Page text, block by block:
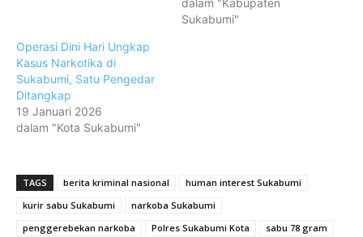
dalam "Kabupaten
Sukabumi"
Operasi Dini Hari Ungkap
Kasus Narkotika di
Sukabumi, Satu Pengedar
Ditangkap
19 Januari 2026
dalam "Kota Sukabumi"
TAGS berita kriminal nasional
human interest Sukabumi
kurir sabu Sukabumi
narkoba Sukabumi
penggerebekan narkoba
Polres Sukabumi Kota sabu 78 gram